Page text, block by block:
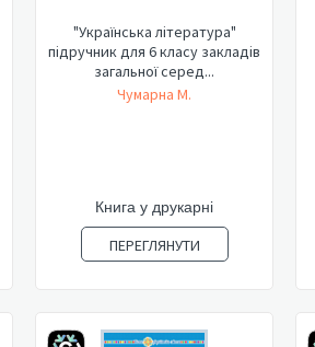
"Українська література"
підручник для 6 класу закладів
загальної серед...
Чумарна М.
Книга у друкарні
ПЕРЕГЛЯНУТИ